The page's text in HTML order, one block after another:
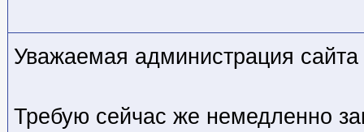
Уважаемая администрация
Требую сейчас же немедленно